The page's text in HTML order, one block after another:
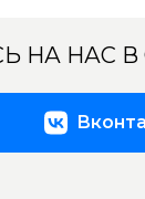
НА НАС В